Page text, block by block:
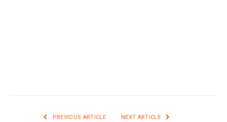
PREVIOUS ARTICLE NEXT ARTICLE